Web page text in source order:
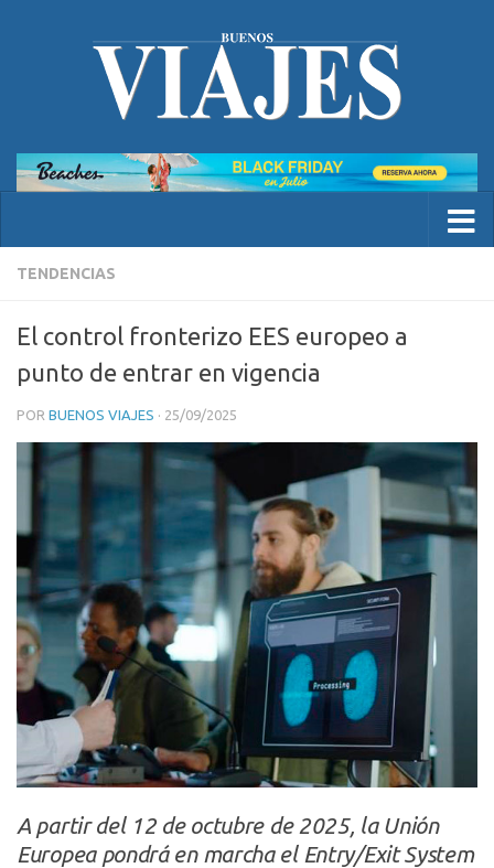
TENDENCIAS
El control fronterizo EES europeo a
punto de entrar en vigencia
POR BUENOS VIAJES · 25/09/2025
A partir del 12 de octubre de 2025, la Unión
Europea pondrá en marcha el Entry/Exit System